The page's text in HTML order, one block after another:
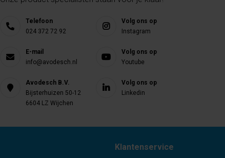
Telefoon
024 372 72 92
E-mail
info@avodesch.nl
Avodesch B.V.
Bijsterhuizen 50-12
6604 LZ Wijchen
Volg ons op
Instagram
Volg ons op
Youtube
Volg ons op
Linkedin
Klantenservice